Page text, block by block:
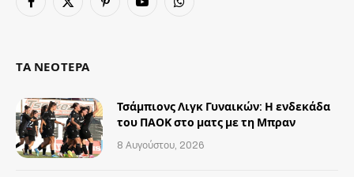
Facebook
X
PinterestYouTubeWhatsApp
ΤΑ ΝΕΟΤΕΡΑ
Τσάμπιονς Λιγκ Γυναικών: Η ενδεκάδα
του ΠΑΟΚ στο ματς με τη Μπραν
8 Αυγούστου, 2026